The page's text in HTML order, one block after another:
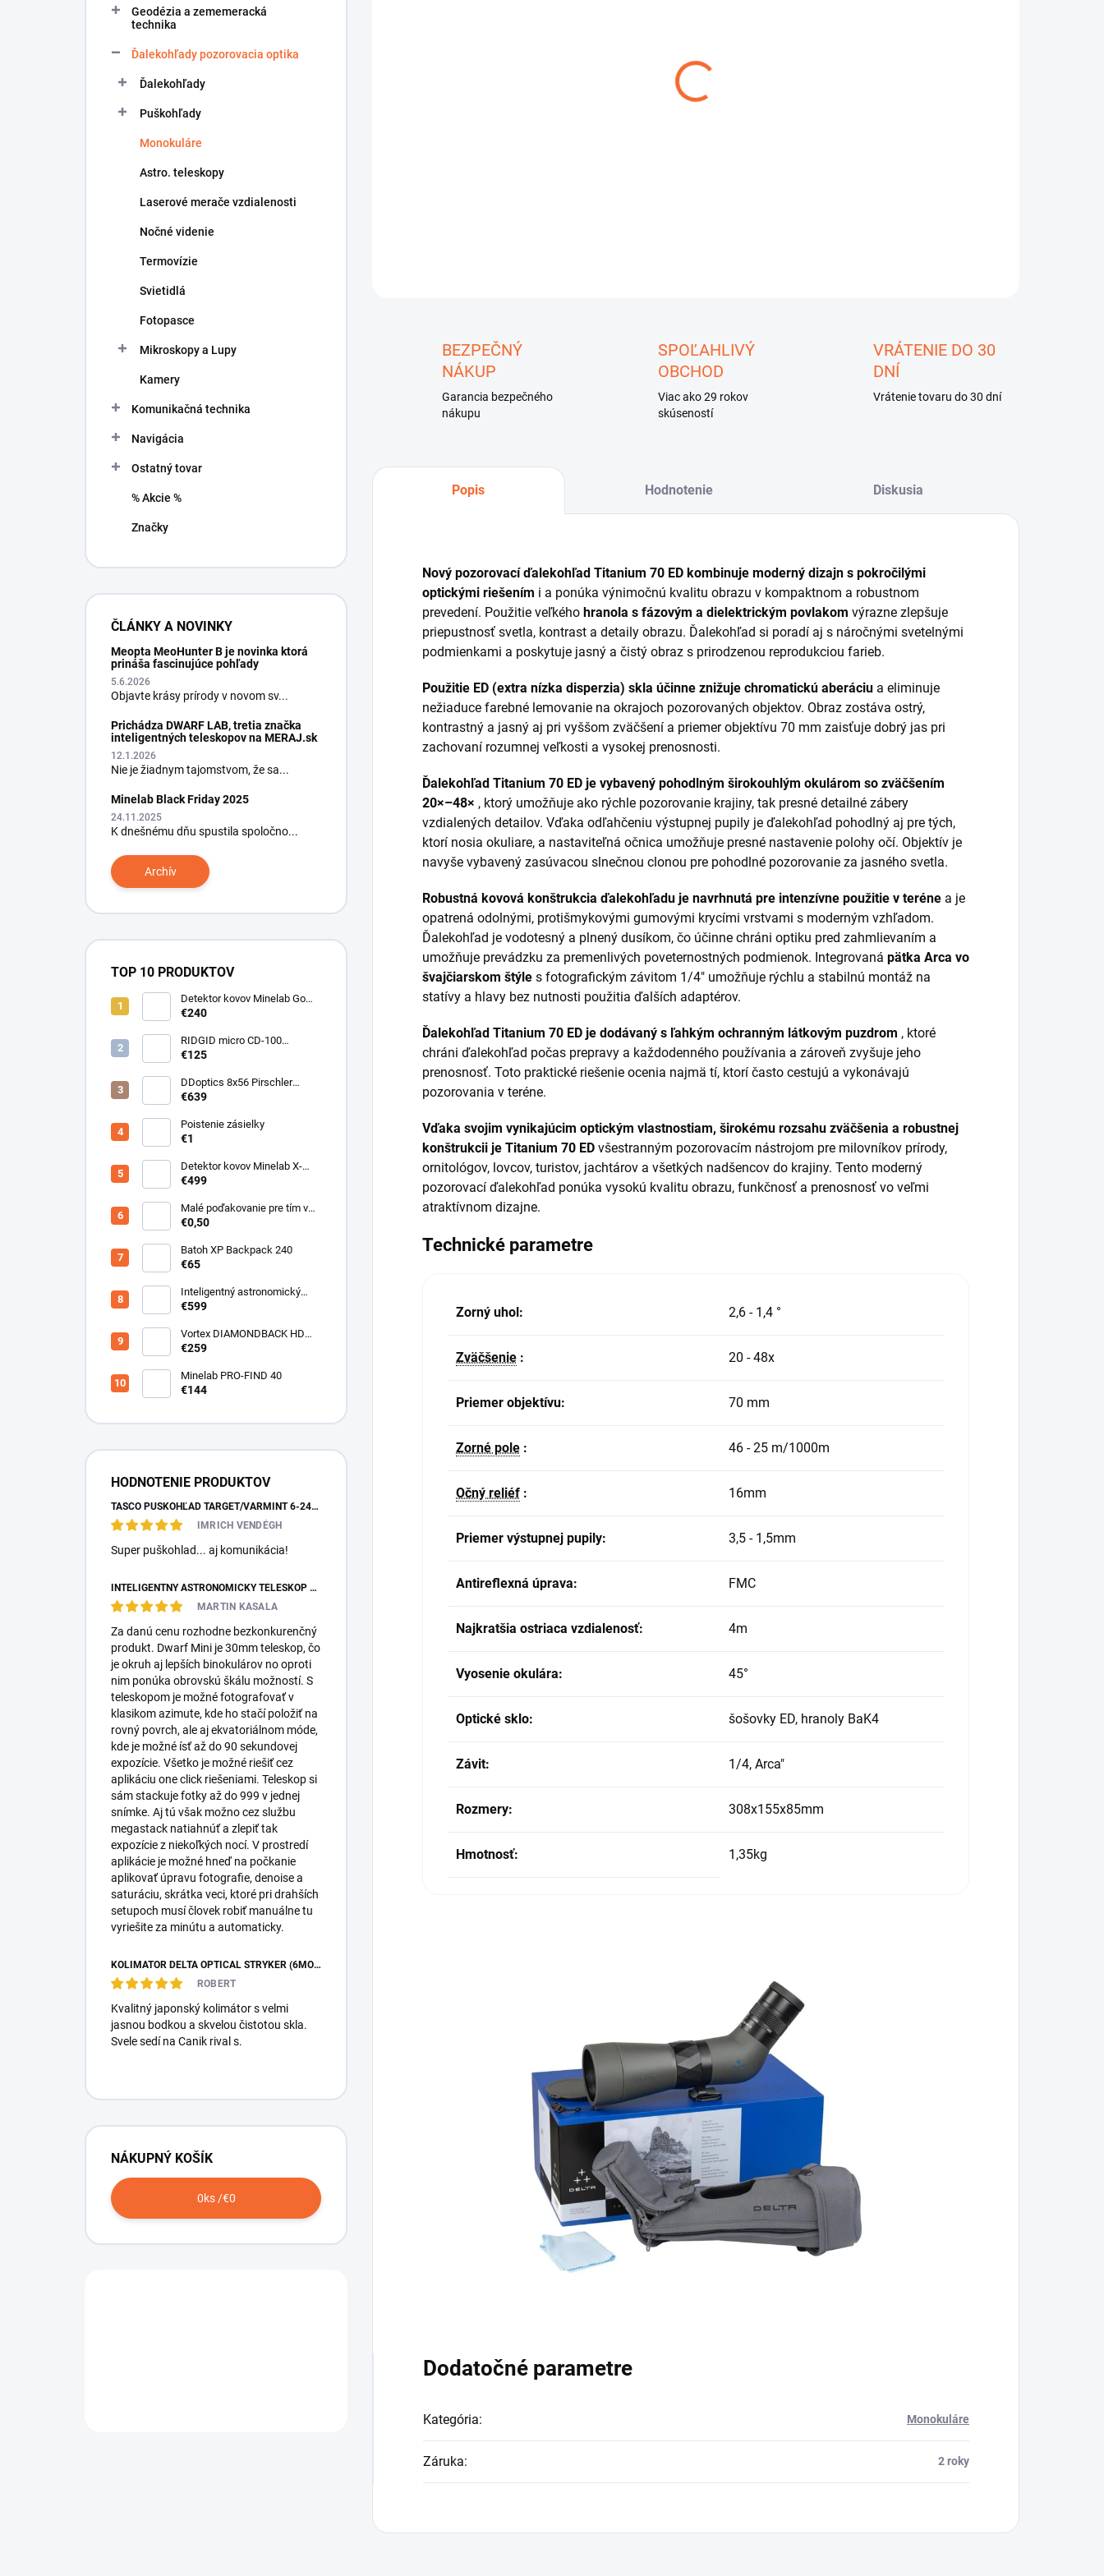
Geodézia a zememeracká
technika
Ďalekohľady pozorovacia optika
Ďalekohľady
Puškohľady
Monokuláre
Astro. teleskopy
Laserové merače vzdialenosti
Nočné videnie
Termovízie
Svietidlá
Fotopasce
Mikroskopy a Lupy
Kamery
Komunikačná technika
Navigácia
Ostatný tovar
% Akcie %
Značky
ČLÁNKY A NOVINKY
Meopta MeoHunter B je novinka ktorá
prináša fascinujúce pohľady
5.6.2026
Objavte krásy prírody v novom sv...
Prichádza DWARF LAB, tretia značka
inteligentných teleskopov na MERAJ.sk
12.1.2026
Nie je žiadnym tajomstvom, že sa...
Minelab Black Friday 2025
24.11.2025
K dnešnému dňu spustila spoločno...
Archív
TOP 10 PRODUKTOV
Detektor kovov Minelab Go
Find 66
€240
RIDGID micro CD-100
Detektor horľavých plynov
€125
DDoptics 8x56 Pirschler
Gen.3 Magnesium zelený
€639
Poistenie zásielky
€1
Detektor kovov Minelab X-
Terra ELITE pinpoiter set
€499
Malé poďakovanie pre tím v
sklade
€0,50
Batoh XP Backpack 240
€65
Inteligentný astronomický
teleskop DwarfLab Dwarf III
€599
Vortex DIAMONDBACK HD
10X50
€259
Minelab PRO-FIND 40
€144
HODNOTENIE PRODUKTOV
TASCO PUŠKOHĽAD TARGET/VARMINT 6-24X42 MILDOT
IMRICH VENDÉGH
Super puškohlad... aj komunikácia!
INTELIGENTNÝ ASTRONOMICKÝ TELESKOP DWARFLAB DWARF MINI
MARTIN KASALA
Za danú cenu rozhodne bezkonkurenčný
produkt. Dwarf Mini je 30mm teleskop, čo
je okruh aj lepších binokulárov no oproti
nim ponúka obrovskú škálu možností. S
teleskopom je možné fotografovať v
klasikom azimute, kde ho stačí položiť na
rovný povrch, ale aj ekvatoriálnom móde,
kde je možné ísť až do 90 sekundovej
expozície. Všetko je možné riešiť cez
aplikáciu one click riešeniami. Teleskop si
sám stackuje fotky až do 999 v jednej
snímke. Aj tú však možno cez službu
megastack natiahnúť a zlepiť tak
expozície z niekoľkých nocí. V prostredí
aplikácie je možné hneď na počkanie
aplikovať úpravu fotografie, denoise a
saturáciu, skrátka veci, ktoré pri drahších
setupoch musí človek robiť manuálne tu
vyriešite za minútu a automaticky.
KOLIMÁTOR DELTA OPTICAL STRYKER (6MOA)
ROBERT
Kvalitný japonský kolimátor s velmi
jasnou bodkou a skvelou čistotou skla.
Svele sedí na Canik rival s.
NÁKUPNÝ KOŠÍK
0ks /€0
BEZPEČNÝ
NÁKUP
Garancia bezpečného
nákupu
SPOĽAHLIVÝ
OBCHOD
Viac ako 29 rokov
skúseností
VRÁTENIE DO 30
DNÍ
Vrátenie tovaru do 30 dní
Popis Hodnotenie Diskusia
Nový pozorovací ďalekohľad Titanium 70 ED kombinuje moderný dizajn s pokročilými
optickými riešením i a ponúka výnimočnú kvalitu obrazu v kompaktnom a robustnom
prevedení. Použitie veľkého hranola s fázovým a dielektrickým povlakom výrazne zlepšuje
priepustnosť svetla, kontrast a detaily obrazu. Ďalekohľad si poradí aj s náročnými svetelnými
podmienkami a poskytuje jasný a čistý obraz s prirodzenou reprodukciou farieb.
Použitie ED (extra nízka disperzia) skla účinne znižuje chromatickú aberáciu a eliminuje
nežiaduce farebné lemovanie na okrajoch pozorovaných objektov. Obraz zostáva ostrý,
kontrastný a jasný aj pri vyššom zväčšení a priemer objektívu 70 mm zaisťuje dobrý jas pri
zachovaní rozumnej veľkosti a vysokej prenosnosti.
Ďalekohľad Titanium 70 ED je vybavený pohodlným širokouhlým okulárom so zväčšením
20×–48× , ktorý umožňuje ako rýchle pozorovanie krajiny, tak presné detailné zábery
vzdialených detailov. Vďaka odľahčeniu výstupnej pupily je ďalekohľad pohodlný aj pre tých,
ktorí nosia okuliare, a nastaviteľná očnica umožňuje presné nastavenie polohy očí. Objektív je
navyše vybavený zasúvacou slnečnou clonou pre pohodlné pozorovanie za jasného svetla.
Robustná kovová konštrukcia ďalekohľadu je navrhnutá pre intenzívne použitie v teréne a je
opatrená odolnými, protišmykovými gumovými krycími vrstvami s moderným vzhľadom.
Ďalekohľad je vodotesný a plnený dusíkom, čo účinne chráni optiku pred zahmlievaním a
umožňuje prevádzku za premenlivých poveternostných podmienok. Integrovaná pätka Arca vo
švajčiarskom štýle s fotografickým závitom 1/4" umožňuje rýchlu a stabilnú montáž na
statívy a hlavy bez nutnosti použitia ďalších adaptérov.
Ďalekohľad Titanium 70 ED je dodávaný s ľahkým ochranným látkovým puzdrom , ktoré
chráni ďalekohľad počas prepravy a každodenného používania a zároveň zvyšuje jeho
prenosnosť. Toto praktické riešenie ocenia najmä tí, ktorí často cestujú a vykonávajú
pozorovania v teréne.
Vďaka svojim vynikajúcim optickým vlastnostiam, širokému rozsahu zväčšenia a robustnej
konštrukcii je Titanium 70 ED všestranným pozorovacím nástrojom pre milovníkov prírody,
ornitológov, lovcov, turistov, jachtárov a všetkých nadšencov do krajiny. Tento moderný
pozorovací ďalekohľad ponúka vysokú kvalitu obrazu, funkčnosť a prenosnosť vo veľmi
atraktívnom dizajne.
Technické parametre
Zorný uhol: 2,6 - 1,4 °
Zväčšenie : 20 - 48x
Priemer objektívu: 70 mm
Zorné pole : 46 - 25 m/1000m
Očný reliéf : 16mm
Priemer výstupnej pupily: 3,5 - 1,5mm
Antireflexná úprava: FMC
Najkratšia ostriaca vzdialenosť: 4m
Vyosenie okulára: 45°
Optické sklo: šošovky ED, hranoly BaK4
Závit: 1/4, Arca"
Rozmery: 308x155x85mm
Hmotnosť: 1,35kg
Dodatočné parametre
Kategória: Monokuláre
Záruka: 2 roky